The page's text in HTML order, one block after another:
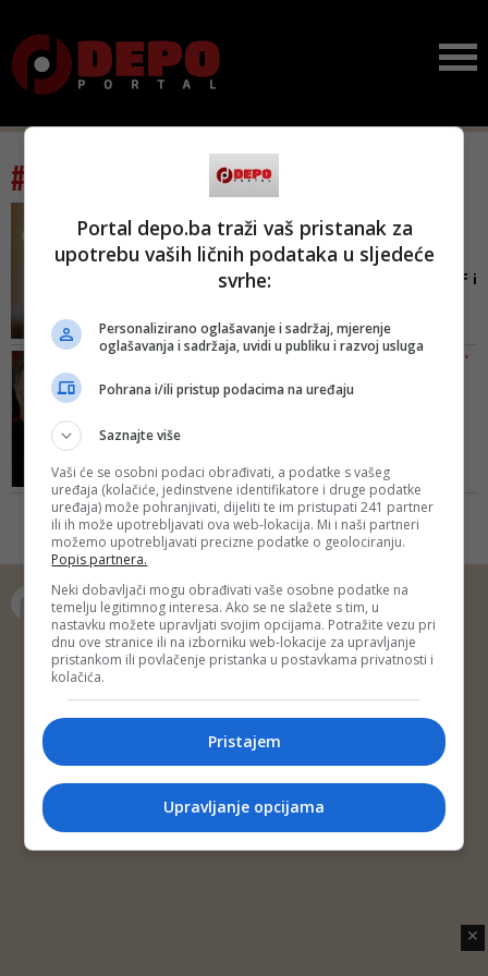
#tag: građanska država
NAKON ODLUKE SUDA U
STRAZBURU
Još jedan dokaz da su DF i
Na ovaj način Evropski sud za
ljudska prava je potvrdio da
nikakvo pravo da se miješa u
Hercegovini, što Demokratska
fronta već godinama istič...
DETALJI 'APELA ZA SPAS BIH'
Intrigantni dokument
‘Apela za spas Bosne i
Hercegovine’ koji zajednički
izrađuju demokratski orijentirani
članovi posljednjeg
Mesić, Bogić Bogićević i Vasil
Tupurkovski
Copyright © 2014 Depo Portal
Impressum
Kontakt Marketing
Privatnost korisnika
✕
Portal depo.ba traži vaš pristanak za
upotrebu vaših ličnih podataka u sljedeće
svrhe:
Personalizirano oglašavanje i sadržaj, mjerenje
oglašavanja i sadržaja, uvidi u publiku i razvoj usluga
Pohrana i/ili pristup podacima na uređaju
Saznajte više
Vaši će se osobni podaci obrađivati, a podatke s vašeg
uređaja (kolačiće, jedinstvene identifikatore i druge podatke
uređaja) može pohranjivati, dijeliti te im pristupati 241 partner
ili ih može upotrebljavati ova web-lokacija. Mi i naši partneri
možemo upotrebljavati precizne podatke o geolociranju.
Popis partnera.
Neki dobavljači mogu obrađivati vaše osobne podatke na
temelju legitimnog interesa. Ako se ne slažete s tim, u
nastavku možete upravljati svojim opcijama. Potražite vezu pri
dnu ove stranice ili na izborniku web-lokacije za upravljanje
pristankom ili povlačenje pristanka u postavkama privatnosti i
kolačića.
Pristajem
Upravljanje opcijama